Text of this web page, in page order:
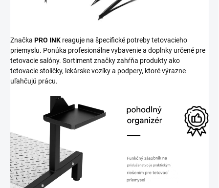
Značka PRO INK reaguje na špecifické potreby tetovacieho
priemyslu. Ponúka profesionálne vybavenie a doplnky určené pre
tetovacie salóny. Sortiment značky zahŕňa produkty ako
tetovacie stoličky, lekárske vozíky a podpery, ktoré výrazne
uľahčujú prácu.